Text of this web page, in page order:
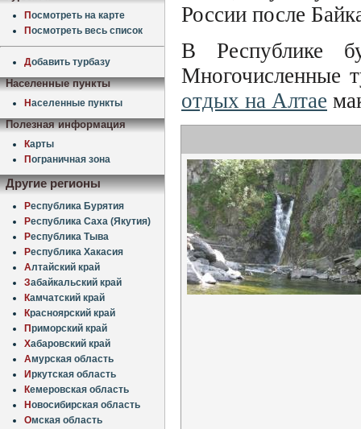
Посмотреть на карте
Посмотреть весь список
Добавить турбазу
Населенные пункты
Населенные пункты
Полезная информация
Карты
Пограничная зона
Другие регионы
Республика Бурятия
Республика Саха (Якутия)
Республика Тыва
Республика Хакасия
Алтайский край
Забайкальский край
Камчатский край
Красноярский край
Приморский край
Хабаровский край
Амурская область
Иркутская область
Кемеровская область
Новосибирская область
Омская область
России после
В Республике
Многочисленные
отдых на Алтае